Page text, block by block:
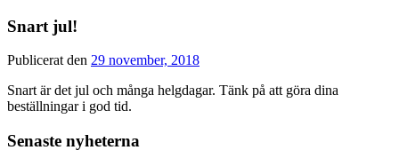
Snart jul!
Publicerat den 29 november, 2018
Snart är det jul och många helgdagar. Tänk på att göra dina
beställningar i god tid.
Senaste nyheterna